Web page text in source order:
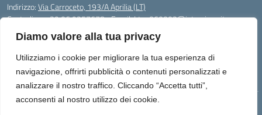
Diamo valore alla tua privacy
Utilizziamo i cookie per migliorare la tua esperienza di
navigazione, offrirti pubblicità o contenuti personalizzati e
analizzare il nostro traffico. Cliccando “Accetta tutti”,
acconsenti al nostro utilizzo dei cookie.
Indirizzo:Via Carroceto, 193/A Aprilia (LT)
Centralino:+39 06 9257678 Email:Ltps060002@istruzione.it
Posta elettronica certificata (PEC):
Ltps060002@pec.istruzione.it
Codice fiscale: 91001930592
LTPS060002